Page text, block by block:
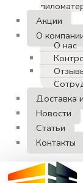
Акции
О
О нас
Доставка
Новости
Статьи
Контакты